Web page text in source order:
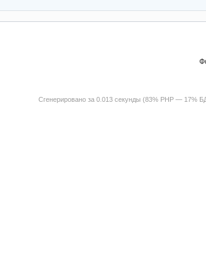
Сгенерировано за 0.013 секунды (83% PHP — 17%